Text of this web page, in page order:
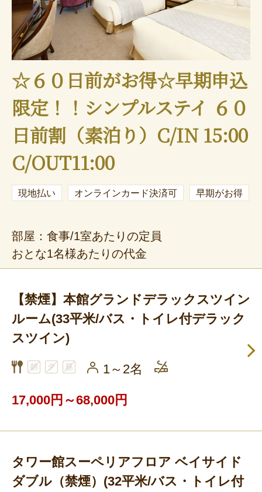
☆６０日前がお得☆早期申込
限定！！シンプルステイ ６０
日前割（素泊り）C/IN 15:00
C/OUT11:00
現地払い オンラインカード決済可 早期がお得
部屋：食事/1室あたりの定員
おとな1名様あたりの代金
【禁煙】本館グランドデラックスツイン
ルーム(33平米/バス・トイレ付デラック
スツイン)
1～2名
17,000円～68,000円
タワー館スーペリアフロア ベイサイド
ダブル（禁煙）(32平米/バス・トイレ付